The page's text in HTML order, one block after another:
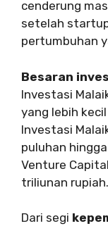
cenderung
setelah
pertumbuhan
Besaran
Investasi
yang lebih
Investasi
puluhan
Venture
triliunan rupiah.
Dari segi